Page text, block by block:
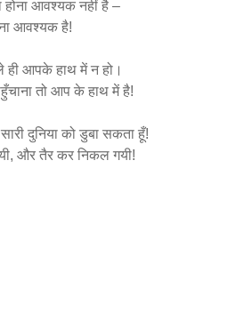
आवश्यक नहीं है –
आवश्यक है!
ही आपके हाथ में न हो।
तो आप के हाथ में है!
दुनिया को डुबा सकता हूँ!
और तैर कर निकल गयी!